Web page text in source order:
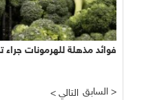
نجاح مبشر وواعد لتجربة
< التالي السابق >